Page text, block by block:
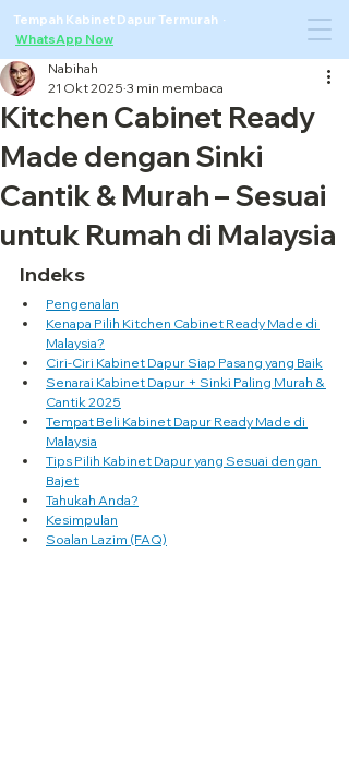
Tempah Kabinet Dapur Termurah ·
WhatsApp Now
Kitchen Cabinet Ready
Made dengan Sinki
Cantik & Murah – Sesuai
untuk Rumah di Malaysia
Nabihah
21 Okt 2025 3 min membaca
Indeks
Pengenalan
Kenapa Pilih Kitchen Cabinet Ready Made di
Malaysia?
Ciri-Ciri Kabinet Dapur Siap Pasang yang Baik
Senarai Kabinet Dapur + Sinki Paling Murah &
Cantik 2025
Tempat Beli Kabinet Dapur Ready Made di
Malaysia
Tips Pilih Kabinet Dapur yang Sesuai dengan
Bajet
Tahukah Anda?
Kesimpulan
Soalan Lazim (FAQ)